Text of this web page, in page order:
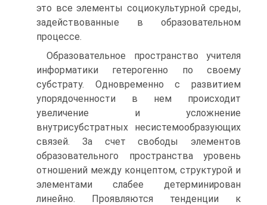
это все элементы социокультурной среды,
задействованные в образовательном
процессе.
Образовательное пространство учителя
информатики гетерогенно по своему
субстрату. Одновременно с развитием
упорядоченности в нем происходит
увеличение и усложнение
внутрисубстратных несистемообразующих
связей. За счет свободы элементов
образовательного пространства уровень
отношений между концептом, структурой и
элементами слабее детерминирован
линейно. Проявляются тенденции к